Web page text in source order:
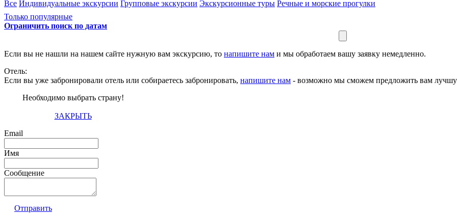
Все Индивидуальные экскурсии Групповые экскурсии Экскурсионные туры Речные и морские прогулки
Только популярные
Ограничить поиск по датам
Если вы не нашли на нашем сайте нужную вам экскурсию, то напишите нам и мы обработаем вашу заявку немедленно.
Отель:
Если вы уже забронировали отель или собираетесь забронировать, напишите нам - возможно мы сможем предложить вам
Необходимо выбрать страну!
ЗАКРЫТЬ
Email
Имя
Сообщение
Отправить